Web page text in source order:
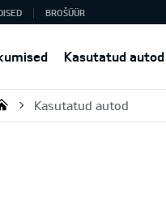
Kasutatud autod
BROŠÜÜR
KIA AUTO AS
Kasutatud autod